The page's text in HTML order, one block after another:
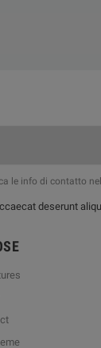
le info di contatto
deserunt